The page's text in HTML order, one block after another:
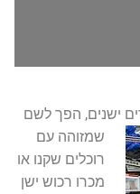
ישנים, הפך לשם
שמזוהה עם
רוכלים שקנו או
מכרו רכוש ישן